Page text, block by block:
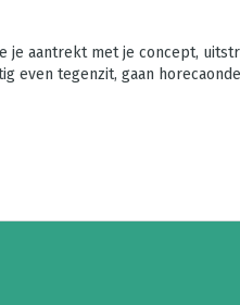
aantrekt met je concept,
tegenzit, gaan